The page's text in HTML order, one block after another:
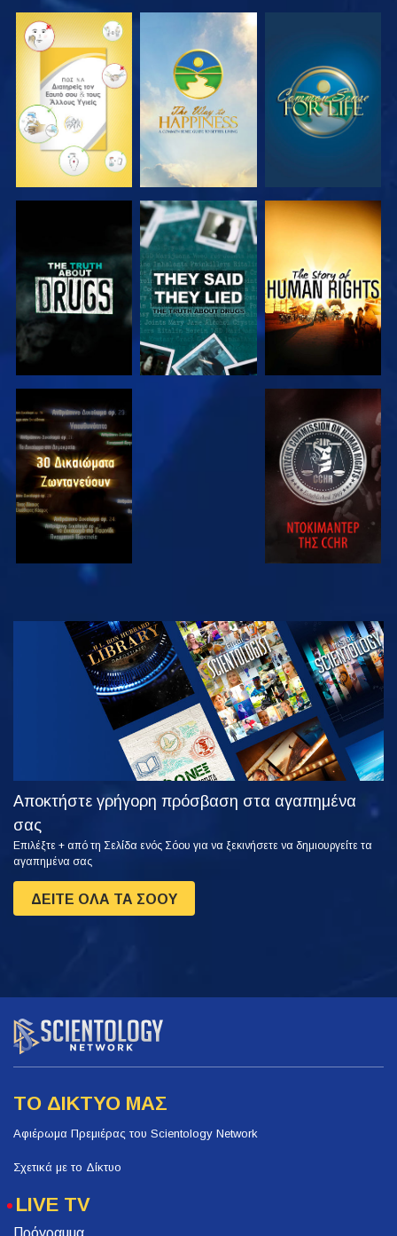
ΠΑΡΑΚΟΛΟΥΘΗΣΤΕ ΠΑΡΑΚΟΛΟΥΘΗΣΤΕ ΠΑΡΑΚΟΛΟΥΘΗΣΤΕ
ΠΑΡΑΚΟΛΟΥΘΗΣΤΕ ΠΑΡΑΚΟΛΟΥΘΗΣΤΕ ΠΑΡΑΚΟΛΟΥΘΗΣΤΕ
ΠΑΡΑΚΟΛΟΥΘΗΣΤΕ ΠΑΡΑΚΟΛΟΥΘΗΣΤΕ
ΠΑΡΑΚΟΛΟΥΘΗΣΤΕ
ΕΞΕΡΕΥΝΗΣΤΕ
ΤΗ ΣΕΙΡΑ
Αποκτήστε γρήγορη πρόσβαση στα αγαπημένα
σας
Επιλέξτε + από τη Σελίδα ενός Σόου για να ξεκινήσετε να δημιουργείτε τα
αγαπημένα σας
ΔΕΙΤΕ ΟΛΑ ΤΑ ΣΟΟΥ
ΤΟ ΔΙΚΤΥΟ ΜΑΣ
Αφιέρωμα Πρεμιέρας του Scientology Network
Σχετικά με το Δίκτυο
LIVE TV